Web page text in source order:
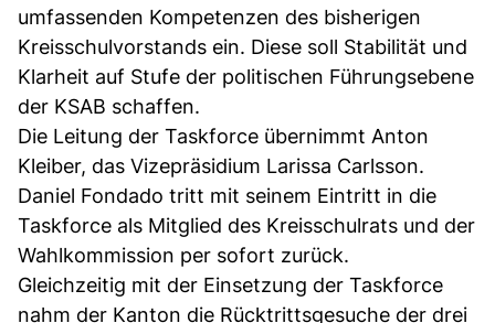
umfassenden Kompetenzen des bisherigen
Kreisschulvorstands ein. Diese soll Stabilität und
Klarheit auf Stufe der politischen Führungsebene
der KSAB schaffen.
Die Leitung der Taskforce übernimmt Anton
Kleiber, das Vizepräsidium Larissa Carlsson.
Daniel Fondado tritt mit seinem Eintritt in die
Taskforce als Mitglied des Kreisschulrats und der
Wahlkommission per sofort zurück.
Gleichzeitig mit der Einsetzung der Taskforce
nahm der Kanton die Rücktrittsgesuche der drei